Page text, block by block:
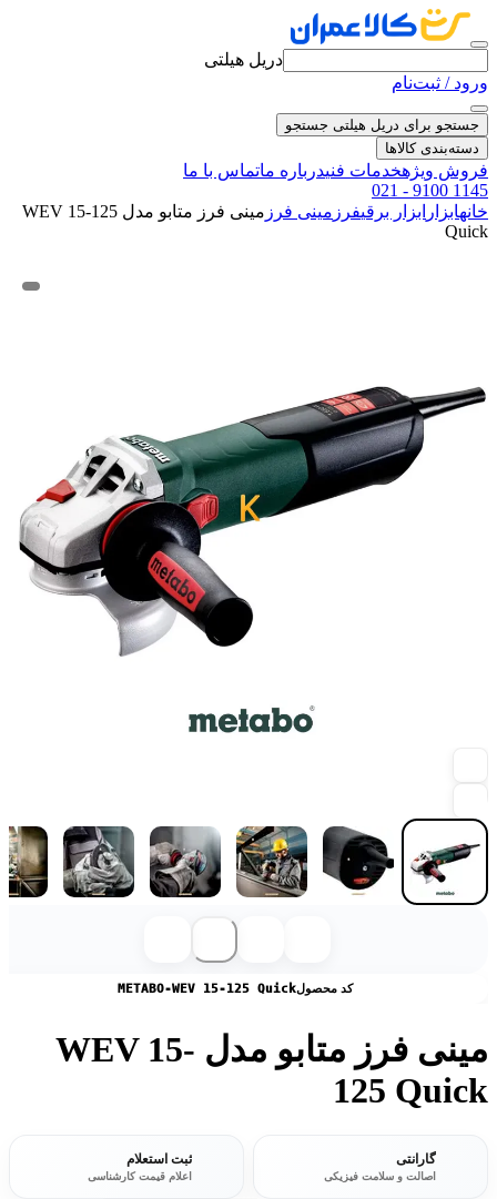
دریل هیلتی
ورود / ثبت‌نام
جستجو برای دریل هیلتی جستجو
دسته‌بندی کالاها
فروش ویژهخدمات فنیدرباره ماتماس با ما
021 - 9100 1145
خانهابزار ابزار برقیفرز مینی فرز
مینی فرز متابو مدل WEV 15-125
Quick
کد محصولMETABO-WEV 15-125 Quick
مینی فرز متابو مدل WEV 15-
125 Quick
گارانتی
اصالت و سلامت فیزیکی
ثبت استعلام
اعلام قیمت کارشناسی